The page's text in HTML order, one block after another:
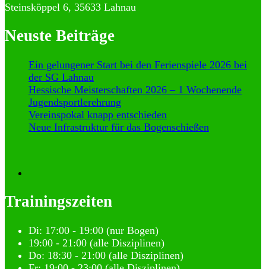
Steinsköppel 6, 35633 Lahnau
Neuste Beiträge
Ein gelungener Start bei den Ferienspiele 2026 bei
der SG Lahnau
Hessische Meisterschaften 2026 – 1 Wochenende
Jugendsportlerehrung
Vereinspokal knapp entschieden
Neue Infrastruktur für das Bogenschießen
Trainingszeiten
Di: 17:00 - 19:00 (nur Bogen)
19:00 - 21:00 (alle Disziplinen)
Do: 18:30 - 21:00 (alle Disziplinen)